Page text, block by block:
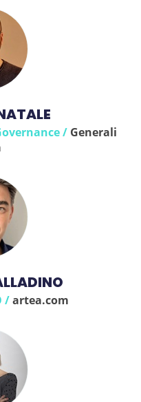
/ Generali
/artea.com